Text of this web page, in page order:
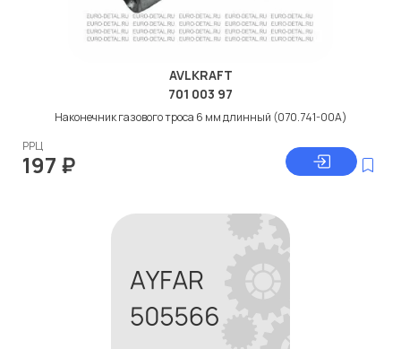
AVLKRAFT
701 003 97
Наконечник газового троса 6 мм длинный (070.741-00A)
РРЦ
197 ₽